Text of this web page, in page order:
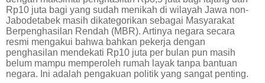
Rp10 juta bagi yang sudah menikah di wilayah Jawa non-
Jabodetabek masih dikategorikan sebagai Masyarakat
Berpenghasilan Rendah (MBR). Artinya negara secara
resmi mengakui bahwa bahkan pekerja dengan
penghasilan mendekati Rp10 juta per bulan pun masih
belum mampu memperoleh rumah layak tanpa bantuan
negara. Ini adalah pengakuan politik yang sangat penting.